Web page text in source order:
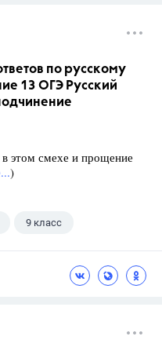
по русскому
13 ОГЭ Русский
смехе и прощение
)
9 класс